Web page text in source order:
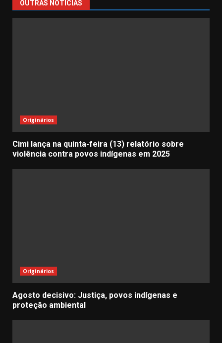
OUTRAS NOTÍCIAS
Originários
Cimi lança na quinta-feira (13) relatório sobre
violência contra povos indígenas em 2025
Originários
Agosto decisivo: Justiça, povos indígenas e
proteção ambiental